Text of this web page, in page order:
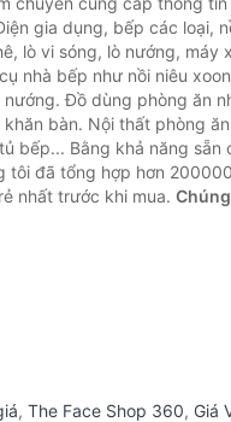
gia dụng, bếp các loại,
lò vi sóng, lò nướng, máy
nhà bếp như nồi niêu
Đồ dùng phòng ăn
bàn. Nội thất phòng
bếp... Bằng khả năng sẵn
tôi đã tổng hợp hơn
nhất trước khi mua.
, The Face Shop 360, Giá